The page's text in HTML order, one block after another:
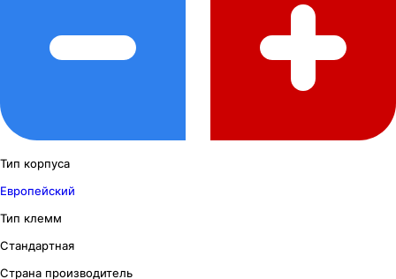
Тип корпуса
Европейский
Тип клемм
Стандартная
Страна производитель